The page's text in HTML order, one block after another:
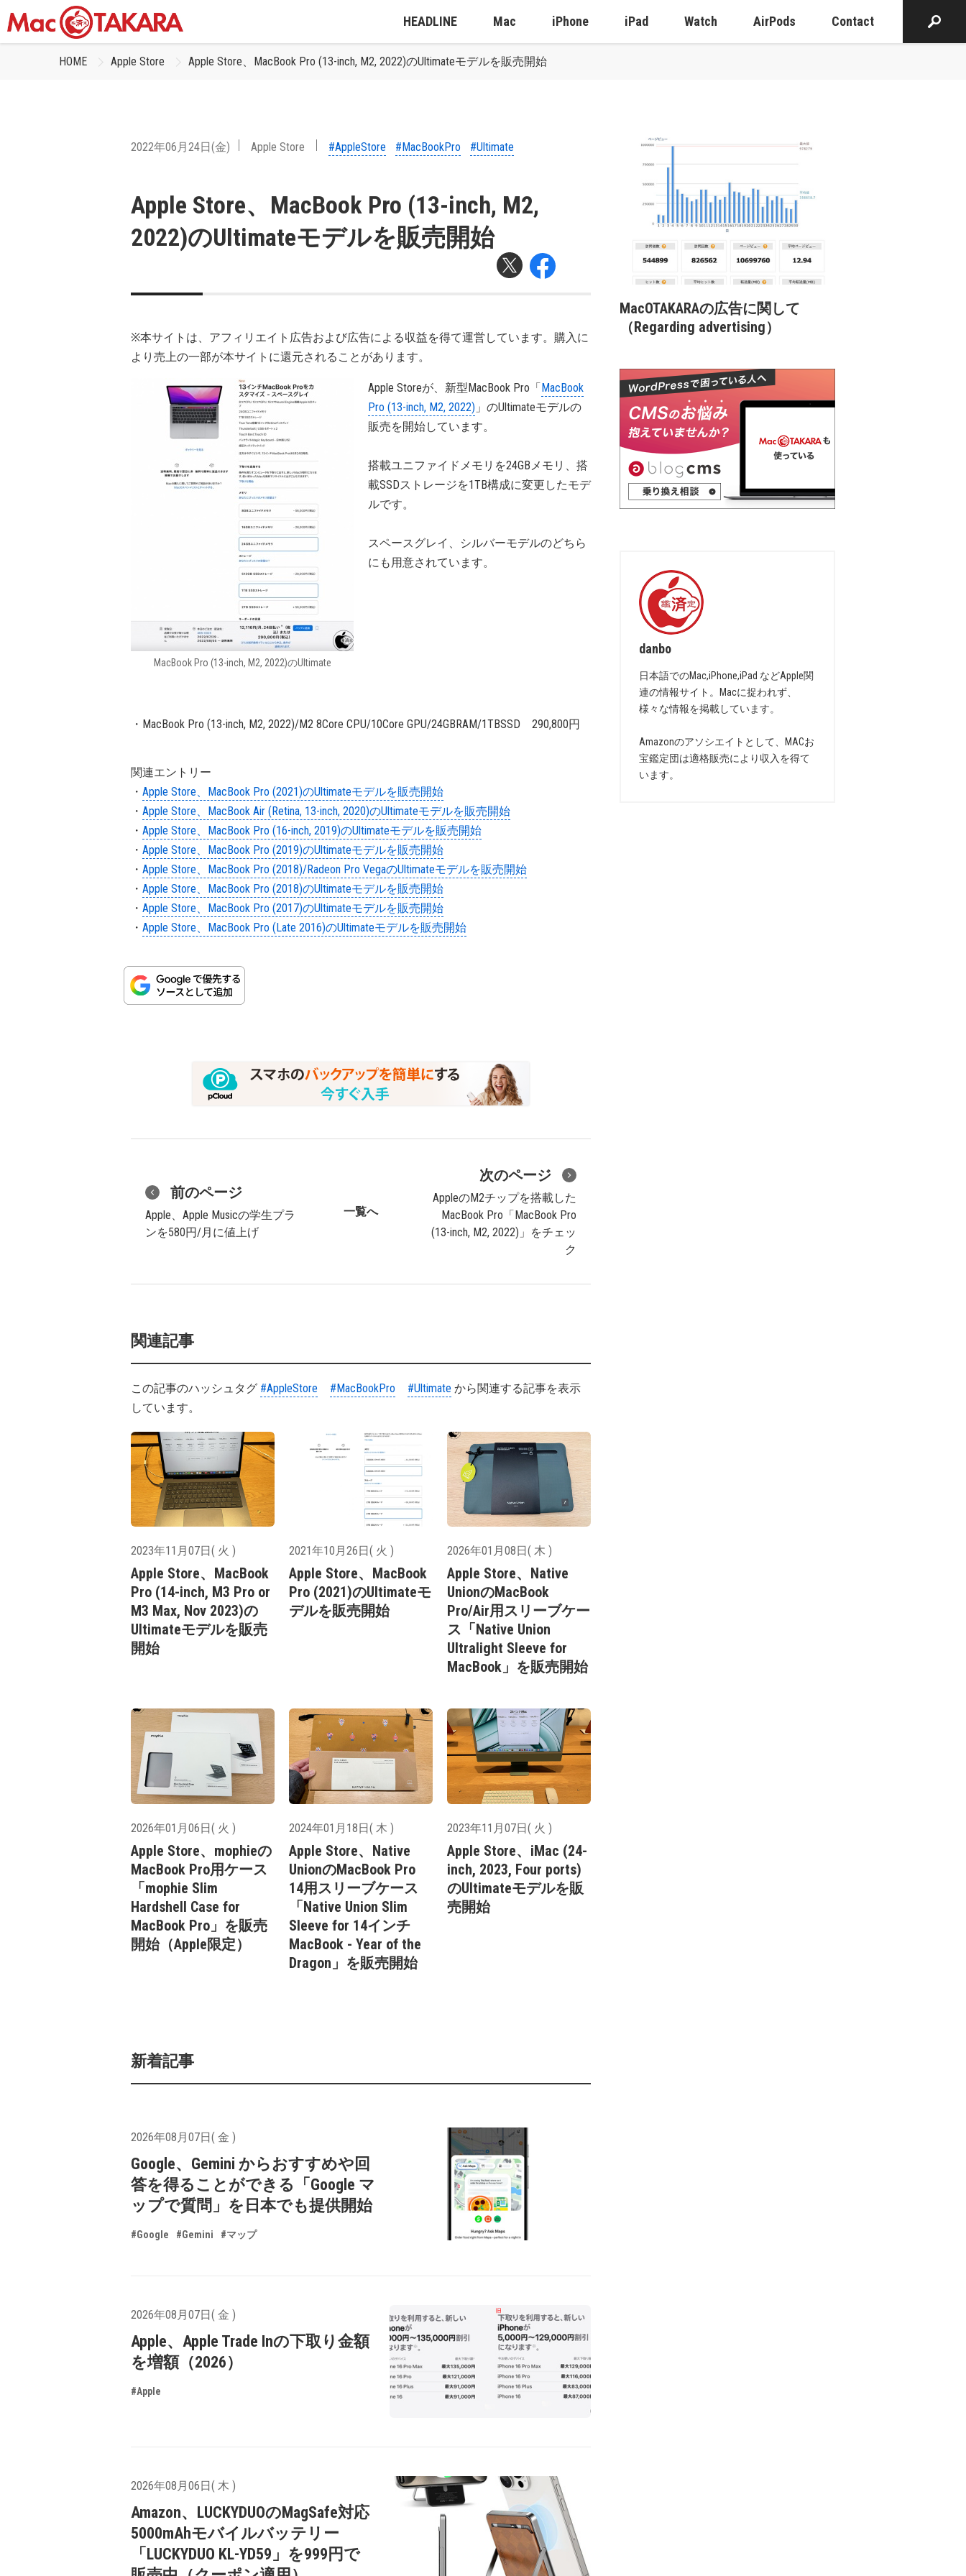
HEADLINE Mac iPhone iPad Watch AirPods Contact
HOME Apple Store Apple Store、MacBook Pro (13-inch, M2, 2022)のUltimateモデルを販売開始
2022年06月24日(金) Apple Store #AppleStore #MacBookPro #Ultimate
Apple Store、MacBook Pro (13-inch, M2,
2022)のUltimateモデルを販売開始
※本サイトは、アフィリエイト広告および広告による収益を得て運営しています。購入に
より売上の一部が本サイトに還元されることがあります。
MacBook Pro (13-inch, M2, 2022)のUltimate
Apple Storeが、新型MacBook Pro「MacBook
Pro (13-inch, M2, 2022) 」のUltimateモデルの
販売を開始しています。
搭載ユニファイドメモリを24GBメモリ、搭
載SSDストレージを1TB構成に変更したモデ
ルです。
スペースグレイ、シルバーモデルのどちら
にも用意されています。
・MacBook Pro (13-inch, M2, 2022)/M2 8Core CPU/10Core GPU/24GBRAM/1TBSSD 290,800円
関連エントリー
・ Apple Store、MacBook Pro (2021)のUltimateモデルを販売開始
・ Apple Store、MacBook Air (Retina, 13-inch, 2020)のUltimateモデルを販売開始
・ Apple Store、MacBook Pro (16-inch, 2019)のUltimateモデルを販売開始
・ Apple Store、MacBook Pro (2019)のUltimateモデルを販売開始
・ Apple Store、MacBook Pro (2018)/Radeon Pro VegaのUltimateモデルを販売開始
・ Apple Store、MacBook Pro (2018)のUltimateモデルを販売開始
・ Apple Store、MacBook Pro (2017)のUltimateモデルを販売開始
・ Apple Store、MacBook Pro (Late 2016)のUltimateモデルを販売開始
前のページ
Apple、Apple Musicの学生プラ
ンを580円/月に値上げ
一覧へ
次のページ
AppleのM2チップを搭載した
MacBook Pro「MacBook Pro
(13-inch, M2, 2022)」をチェッ
ク
関連記事
この記事のハッシュタグ #AppleStore #MacBookPro #Ultimate から関連する記事を表示
しています。
2023年11月07日( 火 )
Apple Store、MacBook
Pro (14-inch, M3 Pro or
M3 Max, Nov 2023)の
Ultimateモデルを販売
開始
2021年10月26日( 火 )
Apple Store、MacBook
Pro (2021)のUltimateモ
デルを販売開始
2026年01月08日( 木 )
Apple Store、Native
UnionのMacBook
Pro/Air用スリーブケー
ス「Native Union
Ultralight Sleeve for
MacBook」を販売開始
2026年01月06日( 火 )
Apple Store、mophieの
MacBook Pro用ケース
「mophie Slim
Hardshell Case for
MacBook Pro」を販売
開始（Apple限定）
2024年01月18日( 木 )
Apple Store、Native
UnionのMacBook Pro
14用スリーブケース
「Native Union Slim
Sleeve for 14インチ
MacBook - Year of the
Dragon」を販売開始
2023年11月07日( 火 )
Apple Store、iMac (24-
inch, 2023, Four ports)
のUltimateモデルを販
売開始
新着記事
2026年08月07日( 金 )
Google、Gemini からおすすめや回
答を得ることができる「Google マ
ップで質問」を日本でも提供開始
#Google #Gemini #マップ
2026年08月07日( 金 )
Apple、Apple Trade Inの下取り金額
を増額（2026）
#Apple
2026年08月06日( 木 )
Amazon、LUCKYDUOのMagSafe対応
5000mAhモバイルバッテリー
「LUCKYDUO KL-YD59」を999円で
MacOTAKARAの広告に関して
（Regarding advertising）
danbo
日本語でのMac,iPhone,iPad などApple関
連の情報サイト。Macに捉われず、
様々な情報を掲載しています。
Amazonのアソシエイトとして、MACお
宝鑑定団は適格販売により収入を得て
います。